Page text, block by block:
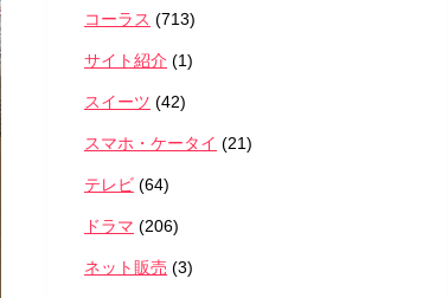
コーラス (713)
サイト紹介 (1)
スイーツ (42)
スマホ・ケータイ (21)
テレビ (64)
ドラマ (206)
ネット販売 (3)